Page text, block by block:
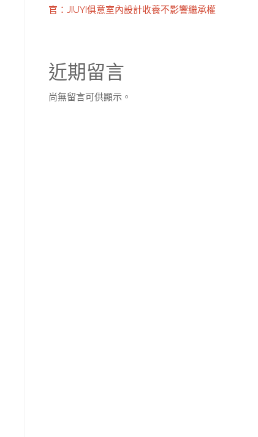
官：JIUYI俱意室內設計收養不影響繼承權
近期留言
尚無留言可供顯示。